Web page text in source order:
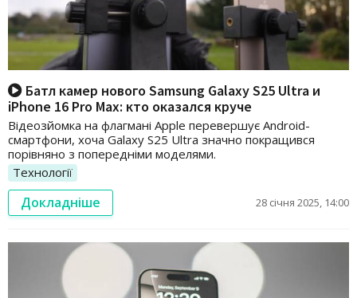
Батл камер нового Samsung Galaxy S25 Ultra и
iPhone 16 Pro Max: кто оказался круче
Відеозйомка на флагмані Apple перевершує Android-
смартфони, хоча Galaxy S25 Ultra значно покращився
порівняно з попередніми моделями.
Технології
Докладніше 28 січня 2025, 14:00